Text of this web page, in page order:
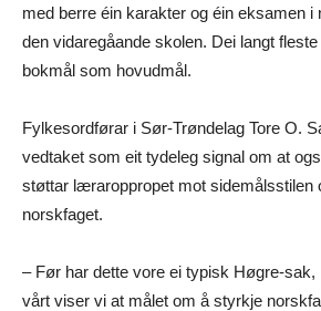
med berre éin karakter og éin eksamen i
den vidaregåande skolen. Dei langt
bokmål som hovudmål.
Fylkesordførar i Sør-Trøndelag Tore O.
vedtaket som eit tydeleg signal om at
støttar læraroppropet mot sidemålsstilen
norskfaget.
– Før har dette vore ei typisk Høgre-
vårt viser vi at målet om å styrkje